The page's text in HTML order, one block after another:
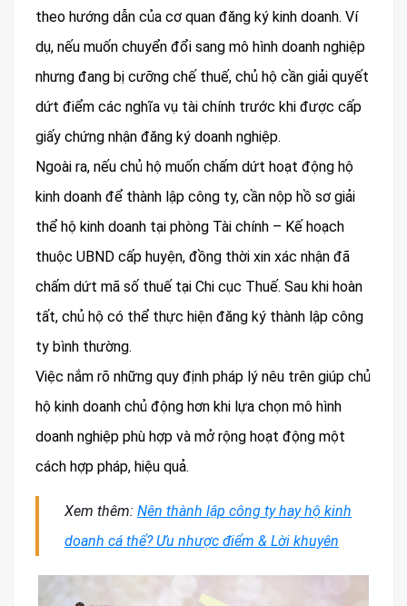
theo hướng dẫn của cơ quan đăng ký kinh doanh. Ví
dụ, nếu muốn chuyển đổi sang mô hình doanh nghiệp
nhưng đang bị cưỡng chế thuế, chủ hộ cần giải quyết
dứt điểm các nghĩa vụ tài chính trước khi được cấp
giấy chứng nhận đăng ký doanh nghiệp.
Ngoài ra, nếu chủ hộ muốn chấm dứt hoạt động hộ
kinh doanh để thành lập công ty, cần nộp hồ sơ giải
thể hộ kinh doanh tại phòng Tài chính – Kế hoạch
thuộc UBND cấp huyện, đồng thời xin xác nhận đã
chấm dứt mã số thuế tại Chi cục Thuế. Sau khi hoàn
tất, chủ hộ có thể thực hiện đăng ký thành lập công
ty bình thường.
Việc nắm rõ những quy định pháp lý nêu trên giúp chủ
hộ kinh doanh chủ động hơn khi lựa chọn mô hình
doanh nghiệp phù hợp và mở rộng hoạt động một
cách hợp pháp, hiệu quả.
Xem thêm: Nên thành lập công ty hay hộ kinh
doanh cá thể? Ưu nhược điểm & Lời khuyên